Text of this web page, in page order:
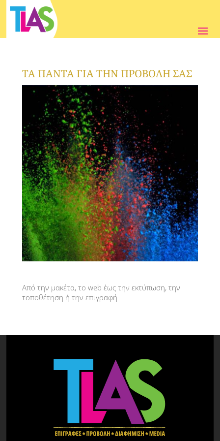
ΤΑ ΠΑΝΤΑ ΓΙΑ ΤΗΝ ΠΡΟΒΟΛΗ ΣΑΣ
Από την μακέτα, το web έως την εκτύπωση, την
τοποθέτηση ή την επιγραφή